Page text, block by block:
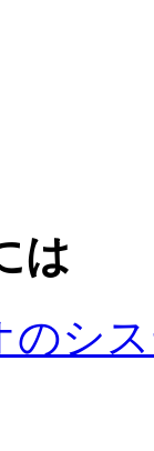
は
のシ